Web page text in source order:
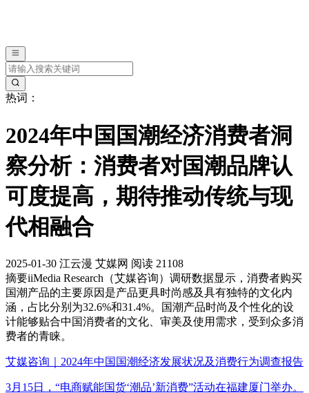
热词：
2024年中国国潮经济消费者洞
察分析：消费者对国潮品牌认
可度提高，期待推动传统与现
代相融合
2025-01-30 江云漫 艾媒网 阅读 21108
摘要iiMedia Research（艾媒咨询）调研数据显示，消费者购买
国潮产品的主要原因是产品更具时尚感及具有独特的文化内
涵，占比分别为32.6%和31.4%。国潮产品时尚及个性化的设
计能够贴合中国消费者的文化、审美及使用需求，受到众多消
费者的青睐。
艾媒咨询｜2024年中国国潮经济发展状况及消费行为调查报告
3月15日，“电商赋能国货‘潮品’新消费”活动在福建厦门举办。